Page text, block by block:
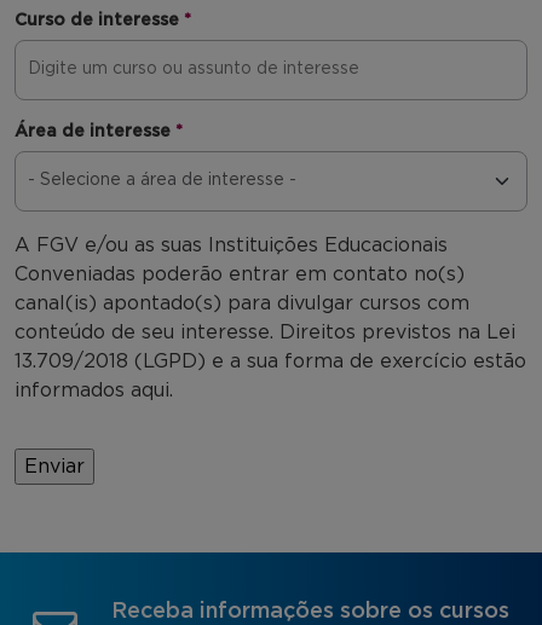
Curso de interesse *
Área de interesse *
A FGV e/ou as suas Instituições Educacionais
Conveniadas poderão entrar em contato no(s)
canal(is) apontado(s) para divulgar cursos com
conteúdo de seu interesse. Direitos previstos na Lei
13.709/2018 (LGPD) e a sua forma de exercício estão
informados aqui.
Receba informações sobre os cursos